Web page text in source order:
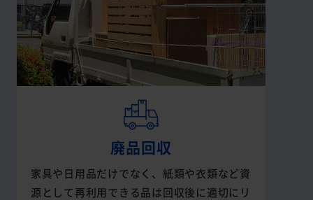
廃品回収
家具や日用品だけでなく、紙類や衣類など資
源として再利用できる品は回収後に適切にリ